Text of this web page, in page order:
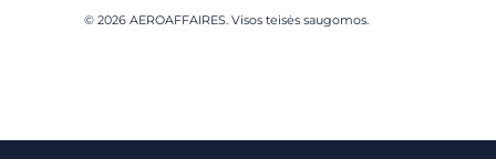
© 2026 AEROAFFAIRES. Visos teisės saugomos.